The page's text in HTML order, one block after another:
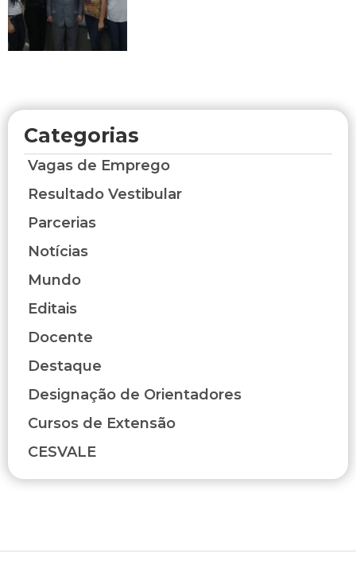
Categorias
Vagas de Emprego
Resultado Vestibular
Parcerias
Notícias
Mundo
Editais
Docente
Destaque
Designação de Orientadores
Cursos de Extensão
CESVALE